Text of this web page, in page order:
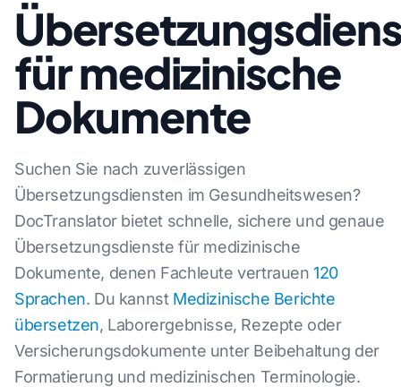
für medizinische
Dokumente
Suchen Sie nach zuverlässigen
Übersetzungsdiensten im Gesundheitswesen?
DocTranslator bietet schnelle, sichere und genaue
Übersetzungsdienste für medizinische
Dokumente, denen Fachleute vertrauen120
Sprachen. Du kannst Medizinische Berichte
übersetzen, Laborergebnisse, Rezepte oder
Versicherungsdokumente unter Beibehaltung der
Formatierung und medizinischen Terminologie.